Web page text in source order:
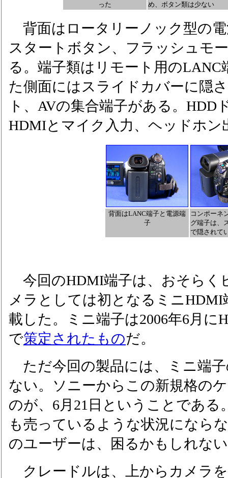
った め、ボタン類は少ない
背面はロータリーノック型の
スタートボタン、フラッシュモ
る。端子類はリモート用のLANC
た側面にはスライドカバーに隠
ト、AVの集合端子がある。HDD
HDMIとマイク入力、ヘッドホン
背面はLANC端子と電源端
子
コンポーネ
グ端子は、
で隠されて
今回のHDMI端子は、おそらく
メラとしては初となるミニHDMI
載した。ミニ端子は2006年6月に
で策定されたものだ。
ただ今回の製品には、ミニ端
ない。ソニーからこの新規格の
のが、6月21日ということであ
も売っているような状況になら
のユーザーは、困るかもしれな
クレードルは、上からカメラ